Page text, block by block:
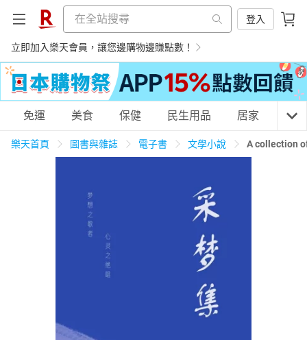
登入
立即加入樂天會員，讓您邊購物邊賺點數！
購物網分類
3C家電 運動休閒
化妝保養
免運 美食 保健 民生用品 居家 3C
樂天首頁 圖書與雜誌 電子書 文學小說 A collection